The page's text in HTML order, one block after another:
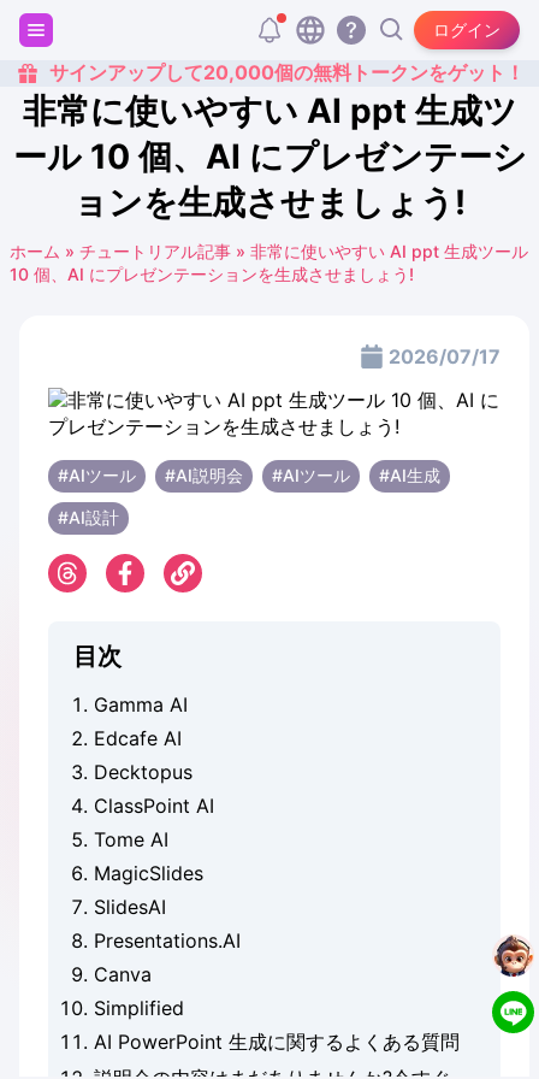
ログイン
サインアップして20,000個の無料トークンをゲット！
非常に使いやすい AI ppt 生成ツ
ール 10 個、AI にプレゼンテーシ
ョンを生成させましょう!
ホーム » チュートリアル記事 » 非常に使いやすい AI ppt 生成ツール
10 個、AI にプレゼンテーションを生成させましょう!
2026/07/17
#AIツール #AI説明会 #AIツール #AI生成
#AI設計
目次
Gamma AI
Edcafe AI
Decktopus
ClassPoint AI
Tome AI
MagicSlides
SlidesAI
Presentations.AI
Canva
Simplified
AI PowerPoint 生成に関するよくある質問